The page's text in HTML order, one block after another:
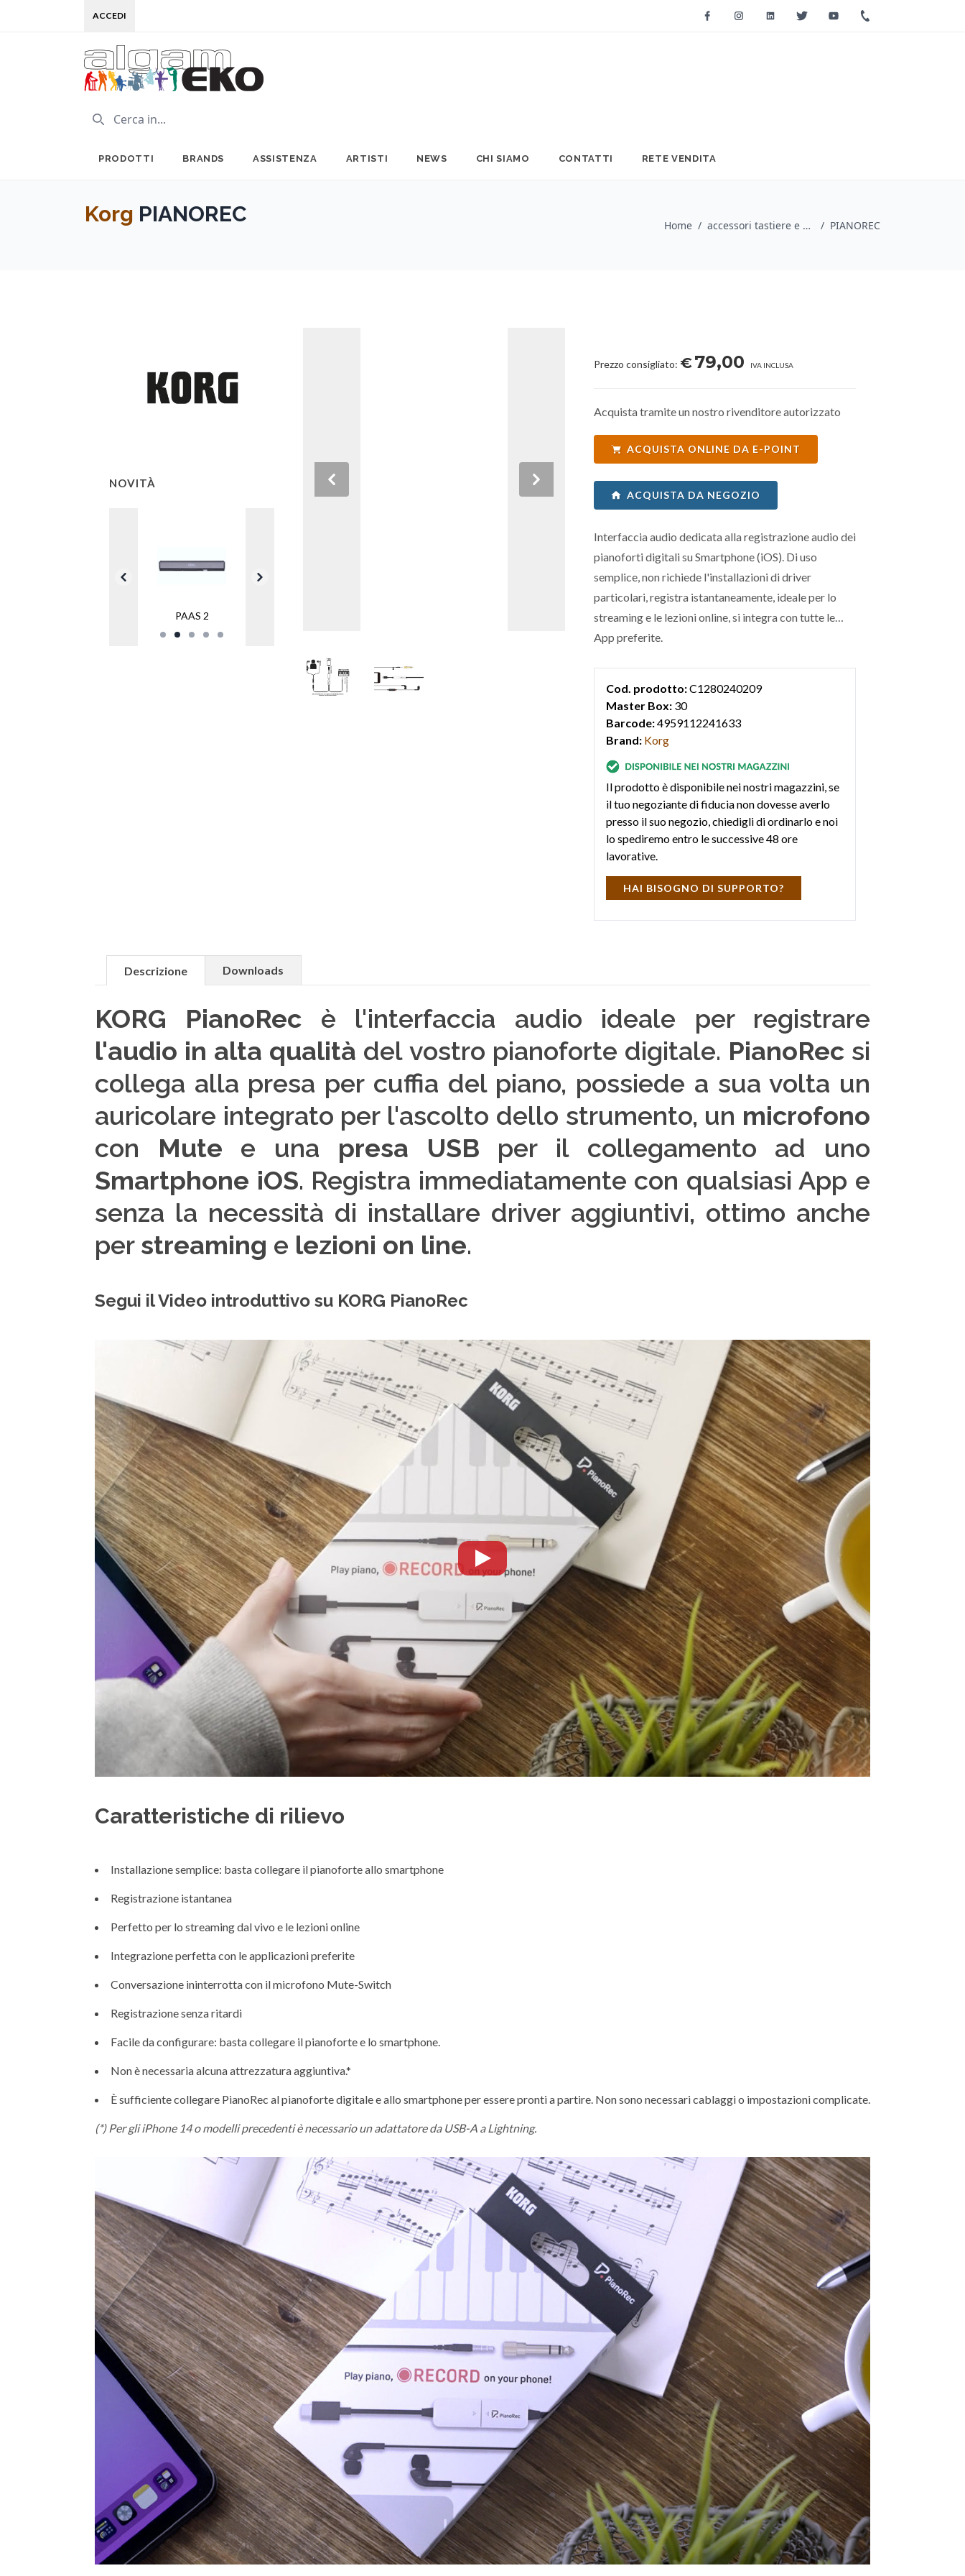
ACCEDI FacebookInstagramLinkedinTwitter Youtube
PRODOTTI BRANDS ASSISTENZA ARTISTI NEWS CHI SIAMO CONTATTI RETE VENDITA
Korg PIANOREC Home / accessori tastiere e pianoforti / Korg / PIANOREC
NOVITÀ
PAAS 2
Previous Next
Prezzo consigliato: €79,00 IVA INCLUSA
Acquista tramite un nostro rivenditore autorizzato
ACQUISTA ONLINE DA E-POINT
ACQUISTA DA NEGOZIO
Interfaccia audio dedicata alla registrazione audio dei
pianoforti digitali su Smartphone (iOS). Di uso
semplice, non richiede l'installazioni di driver
particolari, registra istantaneamente, ideale per lo
streaming e le lezioni online, si integra con tutte le
App preferite.
Cod. prodotto:C1280240209
Master Box: 30
Barcode:4959112241633
Brand: Korg
Il prodotto è disponibile nei nostri magazzini, se
il tuo negoziante di fiducia non dovesse averlo
presso il suo negozio, chiedigli di ordinarlo e noi
lo spediremo entro le successive 48 ore
lavorative.
HAI BISOGNO DI SUPPORTO?
Descrizione Downloads
KORG PianoRec è l'interfaccia audio ideale per registrare
l'audio in alta qualità del vostro pianoforte digitale. PianoRec si
collega alla presa per cuffia del piano, possiede a sua volta un
auricolare integrato per l'ascolto dello strumento, un microfono
con Mute e una presa USB per il collegamento ad uno
Smartphone iOS. Registra immediatamente con qualsiasi App e
senza la necessità di installare driver aggiuntivi, ottimo anche
per streaming e lezioni on line.
Segui il Video introduttivo su KORG PianoRec
Caratteristiche di rilievo
Installazione semplice: basta collegare il pianoforte allo smartphone
Registrazione istantanea
Perfetto per lo streaming dal vivo e le lezioni online
Integrazione perfetta con le applicazioni preferite
Conversazione ininterrotta con il microfono Mute-Switch
Registrazione senza ritardi
Facile da configurare: basta collegare il pianoforte e lo smartphone.
Non è necessaria alcuna attrezzatura aggiuntiva.*
È sufficiente collegare PianoRec al pianoforte digitale e allo smartphone per essere pronti a partire. Non sono necessari cablaggi o impostazioni complicate.
(*) Per gli iPhone 14 o modelli precedenti è necessario un adattatore da USB-A a Lightning.